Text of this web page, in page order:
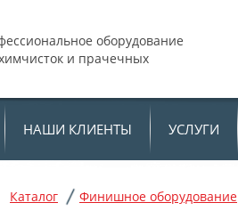
оборудование
и прачечных
НАШИ КЛИЕНТЫ УСЛУГИ
Каталог Финишное оборудование